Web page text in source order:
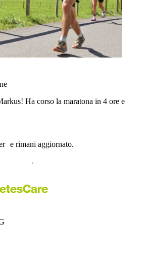
Ha corso la maratona in 4 ore e
e rimani aggiornato.